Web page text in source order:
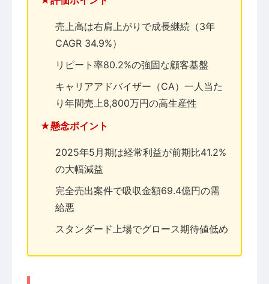
売上高は右肩上がりで成長継続（3年
CAGR 34.9%）
リピート率80.2%の強固な顧客基盤
キャリアアドバイザー（CA）一人当た
り年間売上8,800万円の高生産性
★懸念ポイント
2025年5月期は経常利益が前期比41.2%
の大幅減益
完全売出案件で吸収金額69.4億円の需
給悪
スタンダード上場でグロース期待値低め